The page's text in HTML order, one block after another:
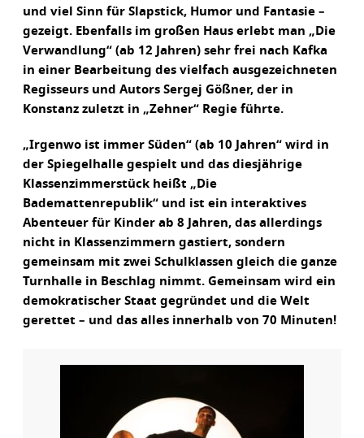
und viel Sinn für Slapstick, Humor und Fantasie –
gezeigt. Ebenfalls im großen Haus erlebt man „Die
Verwandlung“ (ab 12 Jahren) sehr frei nach Kafka
in einer Bearbeitung des vielfach ausgezeichneten
Regisseurs und Autors Sergej Gößner, der in
Konstanz zuletzt in „Zehner“ Regie führte.
„Irgenwo ist immer Süden“ (ab 10 Jahren“ wird in
der Spiegelhalle gespielt und das diesjährige
Klassenzimmerstück heißt „Die
Bademattenrepublik“ und ist ein interaktives
Abenteuer für Kinder ab 8 Jahren, das allerdings
nicht in Klassenzimmern gastiert, sondern
gemeinsam mit zwei Schulklassen gleich die ganze
Turnhalle in Beschlag nimmt. Gemeinsam wird ein
demokratischer Staat gegründet und die Welt
gerettet – und das alles innerhalb von 70 Minuten!